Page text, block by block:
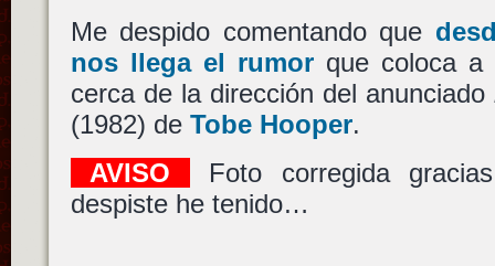
Me despido comentando que
nos llega el rumorque coloca a
cerca de la dirección del anunciado
(1982) de Tobe Hooper.
AVISO
Foto corregida
despiste he tenido…